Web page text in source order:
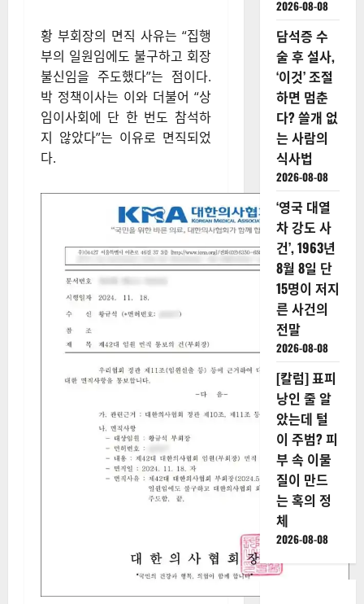
황 부회장의 면직 사유는 “집행
부의 일원임에도 불구하고 회장
불신임을 주도했다”는 점이다.
박 정책이사는 이와 더불어 “상
임이사회에 단 한 번도 참석하
지 않았다”는 이유로 면직되었
다.
2026-08-08
담석증 수
술 후 설사,
‘이것’ 조절
하면 멈춘
다? 쓸개 없
는 사람의
식사법
2026-08-08
‘영국 대열
차 강도 사
건’, 1963년
8월 8일 단
15명이 저지
른 사건의
전말
2026-08-08
[칼럼] 표피
낭인 줄 알
았는데 털
이 주범? 피
부 속 이물
질이 만드
는 혹의 정
체
2026-08-08